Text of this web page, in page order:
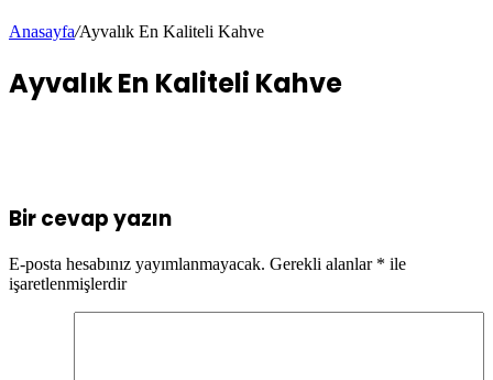
Anasayfa/Ayvalık En Kaliteli Kahve
Ayvalık En Kaliteli Kahve
Bir cevap yazın
E-posta hesabınız yayımlanmayacak. Gerekli alanlar * ile
işaretlenmişlerdir